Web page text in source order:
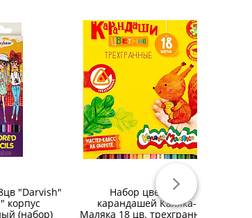
"Darvish"
корпус
(набор)
Набор цветных
карандашей Каляка-
Маляка 18 цв. трехгранные